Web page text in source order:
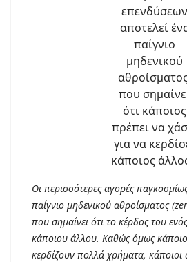
Οι περισσότερες αγορές
παίγνιο μηδενικού αθροίσματος
που σημαίνει ότι το κέρδος του
κάποιου άλλου. Καθώς όμως
κερδίζουν πολλά χρήματα, κάποιοι